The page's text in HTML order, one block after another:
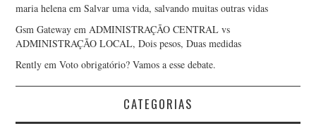
maria helena emSalvar uma vida, salvando muitas outras vidas
Gsm Gateway em ADMINISTRAÇÃO CENTRAL vs
ADMINISTRAÇÃO LOCAL, Dois pesos, Duas medidas
Rently emVoto obrigatório? Vamos a esse debate.
CATEGORIAS